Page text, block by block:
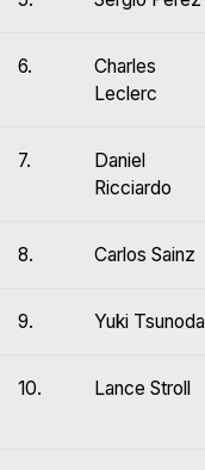
6.
Charles
Leclerc
7.
Daniel
Ricciardo
8. Carlos Sainz
9. Yuki Tsunoda
10. Lance Stroll